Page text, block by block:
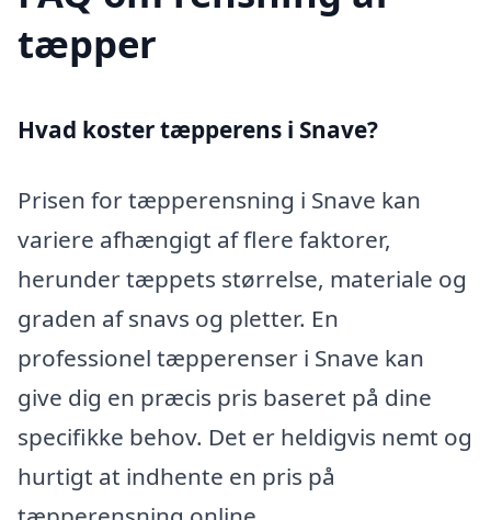
tæpper
Hvad koster tæpperens i Snave?
Prisen for tæpperensning i Snave kan
variere afhængigt af flere faktorer,
herunder tæppets størrelse, materiale og
graden af snavs og pletter. En
professionel tæpperenser i Snave kan
give dig en præcis pris baseret på dine
specifikke behov. Det er heldigvis nemt og
hurtigt at indhente en pris på